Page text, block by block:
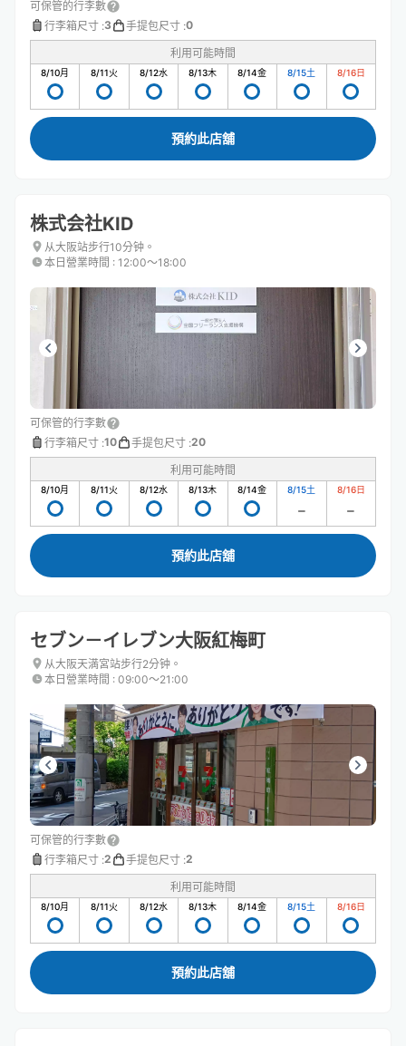
可保管的行李數
行李箱尺寸 :3 手提包尺寸 :0
利用可能時間
8/10月 8/11火 8/12水 8/13木 8/14金 8/15土 8/16日
預約此店舖
株式会社KID
从大阪站步行10分钟。
本日營業時間 : 12:00〜18:00
可保管的行李數
行李箱尺寸 :10 手提包尺寸 :20
利用可能時間
8/10月 8/11火 8/12水 8/13木 8/14金 8/15土 8/16日
預約此店舖
セブン－イレブン大阪紅梅町
从大阪天満宮站步行2分钟。
本日營業時間 : 09:00〜21:00
可保管的行李數
行李箱尺寸 :2 手提包尺寸 :2
利用可能時間
8/10月 8/11火 8/12水 8/13木 8/14金 8/15土 8/16日
預約此店舖